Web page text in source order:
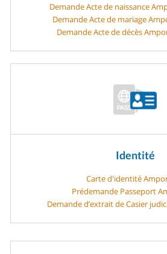
Demande Acte de naissance
Demande Acte de mariage
Demande Acte de décès
Identité
Carte d'identité
Prédemande Passeport
Demande d’extrait de Casier